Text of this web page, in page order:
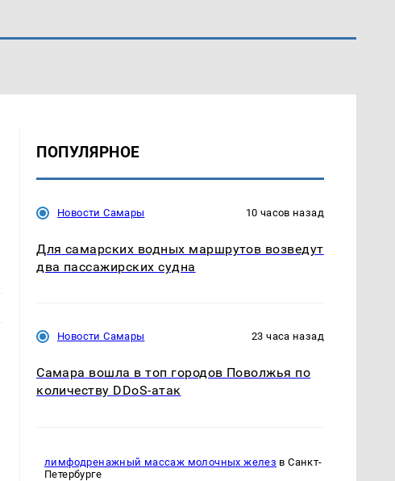
ПОПУЛЯРНОЕ
Новости Самары 10 часов назад
Для самарских водных маршрутов возведут
два пассажирских судна
Новости Самары 23 часа назад
Самара вошла в топ городов Поволжья по
количеству DDoS-атак
лимфодренажный массаж молочных желез в Санкт-
Петербурге